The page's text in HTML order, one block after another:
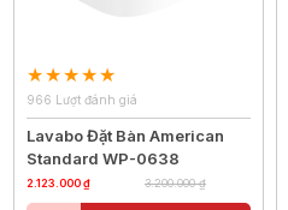
966 Lượt đánh giá
Lavabo Đặt Bàn American
Standard WP-0638
2.123.000 ₫ 3.200.000 ₫